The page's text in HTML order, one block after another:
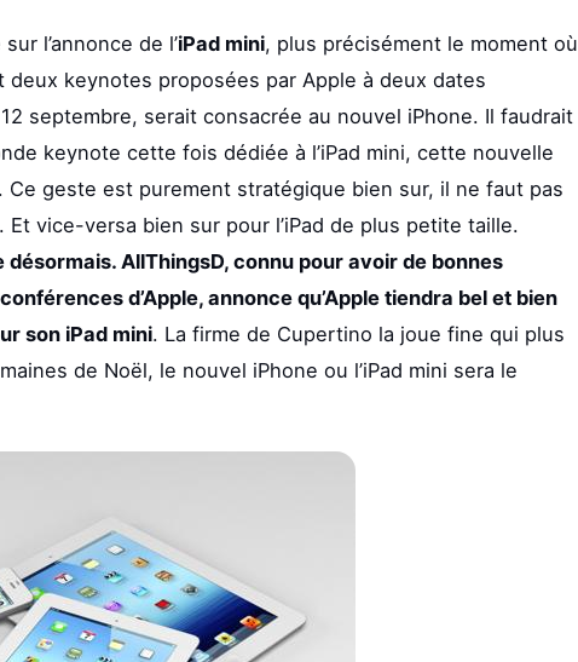
l’annonce de l’iPad mini, plus précisément le moment où
deux keynotes proposées par Apple à deux dates
septembre, serait consacrée au nouvel iPhone. Il faudrait
keynote cette fois dédiée à l’iPad mini, cette nouvelle
geste est purement stratégique bien sur, il ne faut pas
Et vice-versa bien sur pour l’iPad de plus petite taille.
désormais. AllThingsD, connu pour avoir de bonnes
d’Apple, annonce qu’Apple tiendra bel et bien
son iPad mini. La firme de Cupertino la joue fine qui plus
de Noël, le nouvel iPhone ou l’iPad mini sera le